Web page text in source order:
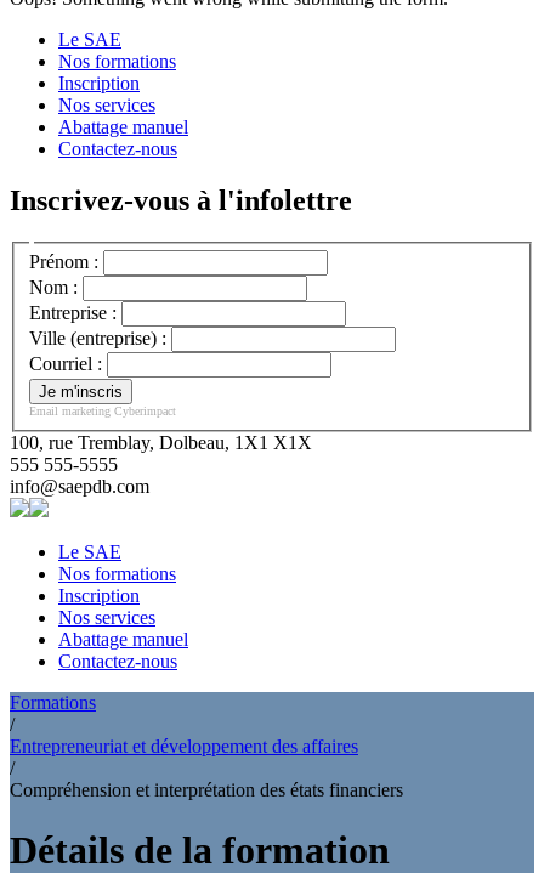
Le SAE
Nos formations
Inscription
Nos services
Abattage manuel
Contactez-nous
Inscrivez-vous à l'infolettre
Prénom :
Nom :
Entreprise :
Ville (entreprise) :
Courriel :
Email marketing Cyberimpact
100, rue Tremblay, Dolbeau, 1X1 X1X
555 555-5555
info@saepdb.com
Le SAE
Nos formations
Inscription
Nos services
Abattage manuel
Contactez-nous
Formations
/
Entrepreneuriat et développement des affaires
/
Compréhension et interprétation des états financiers
Détails de la formation